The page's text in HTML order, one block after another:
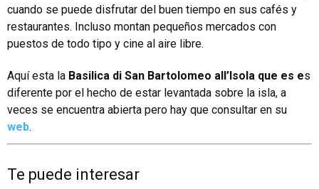
cuando se puede disfrutar del buen tiempo en sus cafés y
restaurantes. Incluso montan pequeños mercados con
puestos de todo tipo y cine al aire libre.
Aquí esta la Basilica di San Bartolomeo all’Isola que es es
diferente por el hecho de estar levantada sobre la isla, a
veces se encuentra abierta pero hay que consultar en su
web.
Te puede interesar